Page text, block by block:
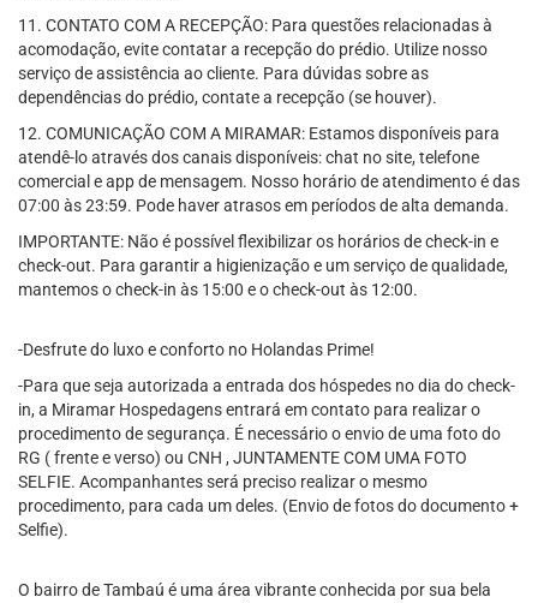
11. CONTATO COM A RECEPÇÃO: Para questões relacionadas à
acomodação, evite contatar a recepção do prédio. Utilize nosso
serviço de assistência ao cliente. Para dúvidas sobre as
dependências do prédio, contate a recepção (se houver).
12. COMUNICAÇÃO COM A MIRAMAR: Estamos disponíveis para
atendê-lo através dos canais disponíveis: chat no site, telefone
comercial e app de mensagem. Nosso horário de atendimento é das
07:00 às 23:59. Pode haver atrasos em períodos de alta demanda.
IMPORTANTE: Não é possível flexibilizar os horários de check-in e
check-out. Para garantir a higienização e um serviço de qualidade,
mantemos o check-in às 15:00 e o check-out às 12:00.
-Desfrute do luxo e conforto no Holandas Prime!
-Para que seja autorizada a entrada dos hóspedes no dia do check-
in, a Miramar Hospedagens entrará em contato para realizar o
procedimento de segurança. É necessário o envio de uma foto do
RG ( frente e verso) ou CNH , JUNTAMENTE COM UMA FOTO
SELFIE. Acompanhantes será preciso realizar o mesmo
procedimento, para cada um deles. (Envio de fotos do documento +
Selfie).
O bairro de Tambaú é uma área vibrante conhecida por sua bela